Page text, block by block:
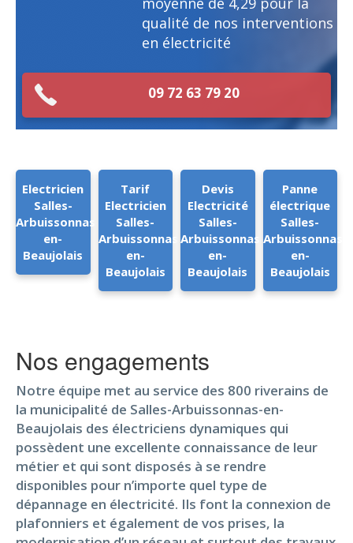
qualité de nos interventions
en électricité
09 72 63 79 20
Electricien
Salles-
Arbuissonnas-
en-
Beaujolais
Tarif
Electricien
Salles-
Arbuissonnas-
en-
Beaujolais
Devis
Electricité
Salles-
Arbuissonnas-
en-
Beaujolais
Panne
électrique
Salles-
Arbuissonnas-
en-
Beaujolais
Nos engagements
Notre équipe met au service des 800 riverains de
la municipalité de Salles-Arbuissonnas-en-
Beaujolais des électriciens dynamiques qui
possèdent une excellente connaissance de leur
métier et qui sont disposés à se rendre
disponibles pour n’importe quel type de
dépannage en électricité. Ils font la connexion de
plafonniers et également de vos prises, la